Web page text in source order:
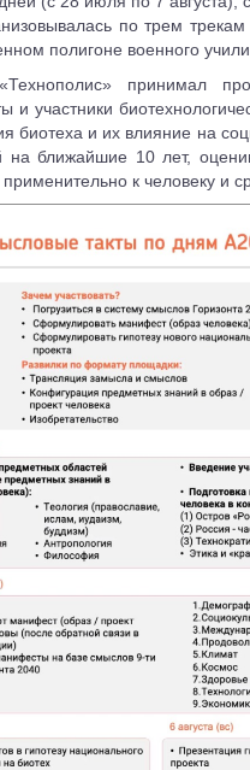
по трем
полигоне военного
принимал
и участники
биотеха и их влияние на
на ближайшие 10 лет,
к человеку и